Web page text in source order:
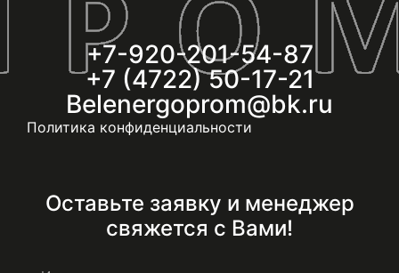
+7-920-201-54-87
+7 (4722) 50-17-21
Belenergoprom@bk.ru
Политика конфиденциальности
Оставьте заявку и менеджер
свяжется с Вами!